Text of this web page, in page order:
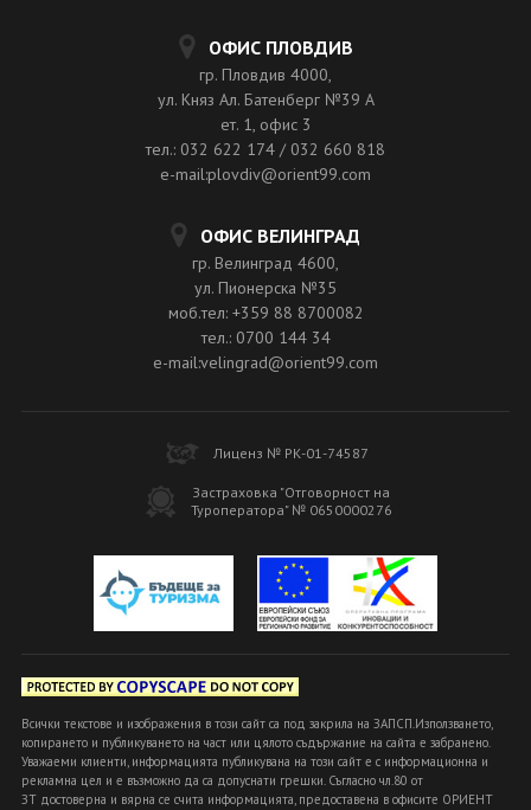
ОФИС ПЛОВДИВ
гр. Пловдив 4000,
ул. Княз Ал. Батенберг №39 A
ет. 1, офис 3
тел.: 032 622 174 / 032 660 818
e-mail:plovdiv@orient99.com
ОФИС ВЕЛИНГРАД
гр. Велинград 4600,
ул. Пионерска №35
моб.тел: +359 88 8700082
тел.: 0700 144 34
e-mail:velingrad@orient99.com
Лиценз № РК-01-74587
Застраховка "Отговорност на
Туроператора" № 0650000276
Всички текстове и изображения в този сайт са под закрила на ЗАПСП.Използването,
копирането и публикуването на част или цялото съдържание на сайта е забранено.
Уважаеми клиенти, информацията публикувана на този сайт е с информационна и
рекламна цел и е възможно да са допуснати грешки. Съгласно чл.80 от
ЗТ достоверна и вярна се счита информацията, предоставена в офисите ОРИЕНТ